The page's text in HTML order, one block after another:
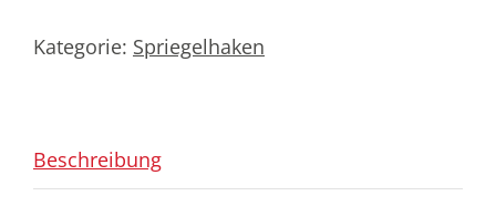
Menge
Kategorie: Spriegelhaken
Beschreibung